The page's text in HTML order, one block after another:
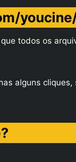
todos os
alguns cliques,